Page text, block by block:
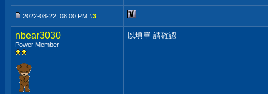
2022-08-22, 08:00 PM #3
nbear3030
Power Member
以填單 請確認